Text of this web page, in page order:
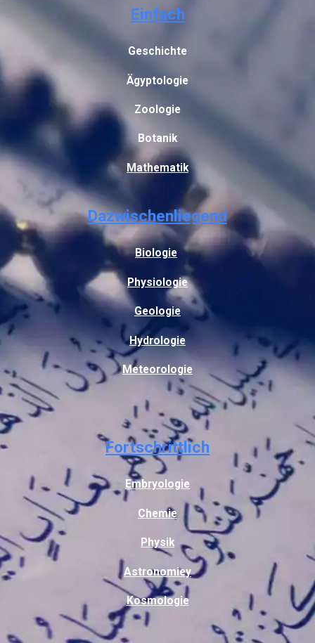
Einfach
Geschichte
Ägyptologie
Zoologie
Botanik
Mathematik
Dazwischenliegend
Biologie
Physiologie
Geologie
Hydrologie
Meteorologie
Fortschrittlich
Embryologie
Chemie
Physik
Astronomiey
Kosmologie